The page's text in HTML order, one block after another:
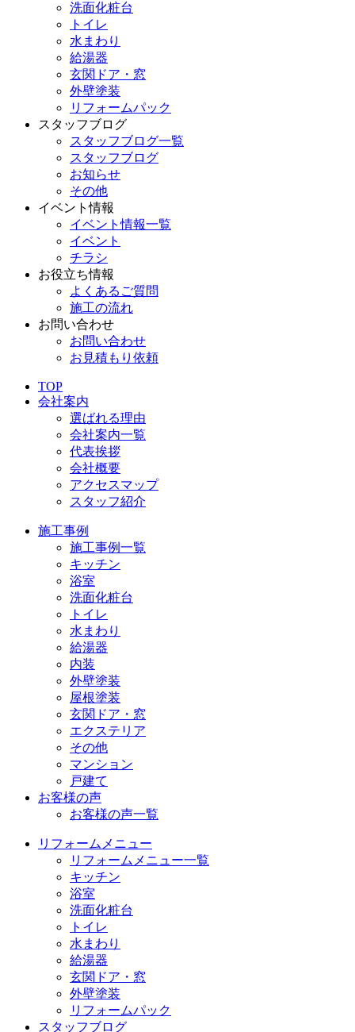
洗面化粧台
トイレ
水まわり
給湯器
玄関ドア・窓
外壁塗装
リフォームパック
スタッフブログ
スタッフブログ一覧
スタッフブログ
お知らせ
その他
イベント情報
イベント情報一覧
イベント
チラシ
お役立ち情報
よくあるご質問
施工の流れ
お問い合わせ
お問い合わせ
お見積もり依頼
TOP
会社案内
選ばれる理由
会社案内一覧
代表挨拶
会社概要
アクセスマップ
スタッフ紹介
施工事例
施工事例一覧
キッチン
浴室
洗面化粧台
トイレ
水まわり
給湯器
内装
外壁塗装
屋根塗装
玄関ドア・窓
エクステリア
その他
マンション
戸建て
お客様の声
お客様の声一覧
リフォームメニュー
リフォームメニュー一覧
キッチン
浴室
洗面化粧台
トイレ
水まわり
給湯器
玄関ドア・窓
外壁塗装
リフォームパック
スタッフブログ